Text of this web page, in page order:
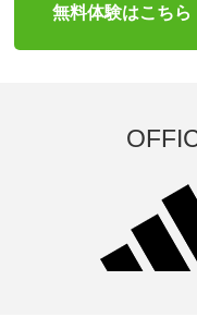
無料体験はこちら